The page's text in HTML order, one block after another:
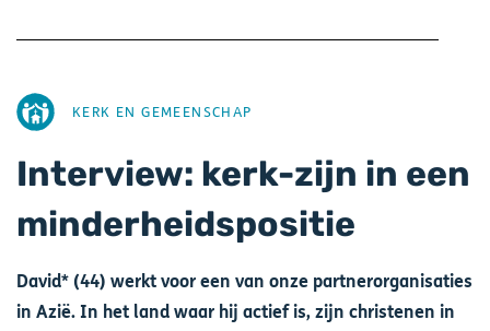
AFBEELDINGKERK EN GEMEENSCHAP
Interview: kerk-zijn in een
minderheidspositie
David* (44) werkt voor een van onze partnerorganisaties
in Azië. In het land waar hij actief is, zijn christenen in